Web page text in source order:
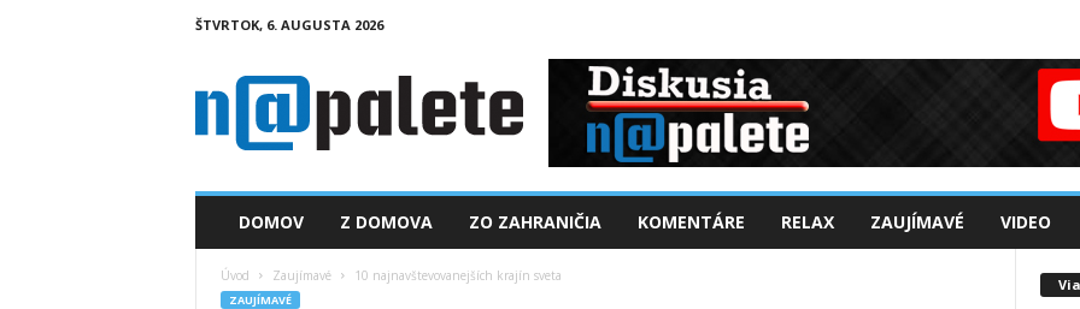
ŠTVRTOK, 6. AUGUSTA 2026
a
DOMOV Z DOMOVA ZO ZAHRANIČIA KOMENTÁRE RELAX ZAUJÍMAVÉ VIDEO
Úvod Zaujímavé 10 najnavštevovanejších krajín sveta
ZAUJÍMAVÉ